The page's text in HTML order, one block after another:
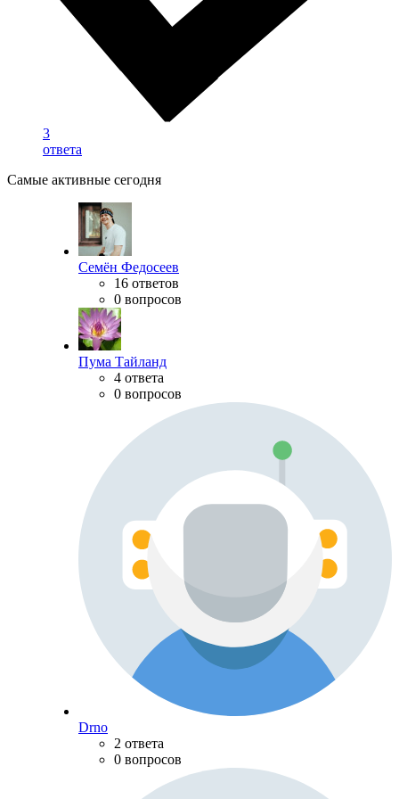
3
ответа
Самые активные сегодня
Семён Федосеев
16 ответов
0 вопросов
Пума Тайланд
4 ответа
0 вопросов
Drno
2 ответа
0 вопросов